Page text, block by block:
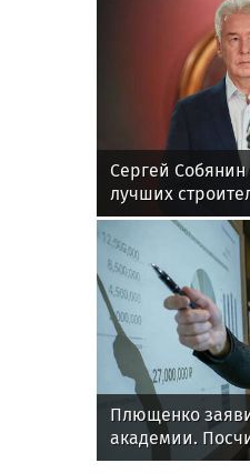
Сергей Собянин
лучших
Плющенко
академии.
рассказываем